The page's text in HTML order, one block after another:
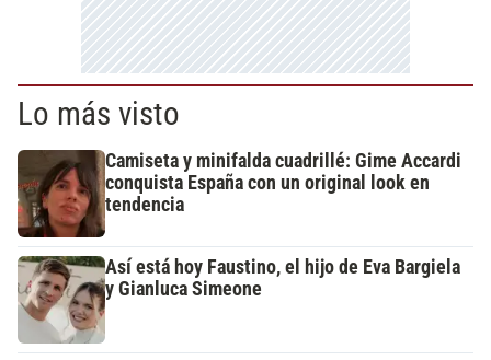
Lo más visto
Camiseta y minifalda cuadrillé: Gime Accardi
conquista España con un original look en
tendencia
Así está hoy Faustino, el hijo de Eva Bargiela
y Gianluca Simeone